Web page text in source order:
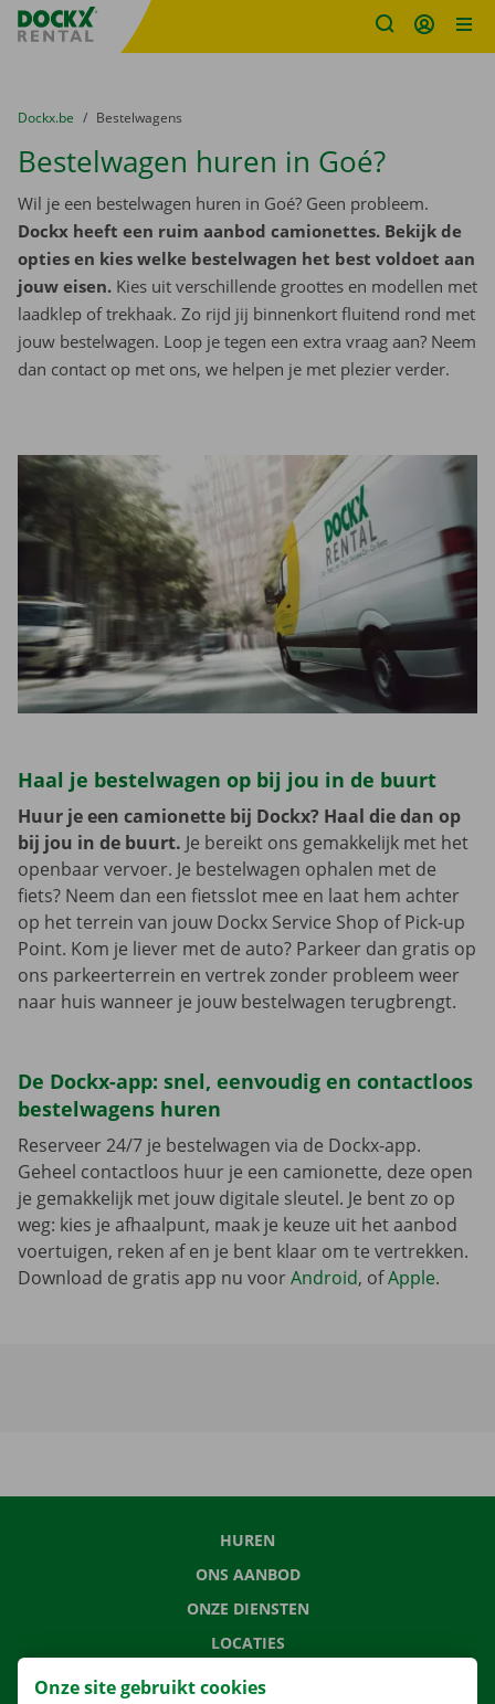
Fratello DEMO
U bevindt zich hier:
van
Dockx.be naar
Bestelwagens
Bestelwagen huren in Goé?
Wil je een bestelwagen huren in Goé? Geen probleem.
Dockx heeft een ruim aanbod camionettes. Bekijk de
opties en kies welke bestelwagen het best voldoet aan
jouw eisen. Kies uit verschillende groottes en modellen met
laadklep of trekhaak. Zo rijd jij binnenkort fluitend rond met
jouw bestelwagen. Loop je tegen een extra vraag aan? Neem
dan contact op met ons, we helpen je met plezier verder.
Haal je bestelwagen op bij jou in de buurt
Huur je een camionette bij Dockx? Haal die dan op
bij jou in de buurt. Je bereikt ons gemakkelijk met het
openbaar vervoer. Je bestelwagen ophalen met de
fiets? Neem dan een fietsslot mee en laat hem achter
op het terrein van jouw Dockx Service Shop of Pick-up
Point. Kom je liever met de auto? Parkeer dan gratis op
ons parkeerterrein en vertrek zonder probleem weer
naar huis wanneer je jouw bestelwagen terugbrengt.
De Dockx-app: snel, eenvoudig en contactloos
bestelwagens huren
Reserveer 24/7 je bestelwagen via de Dockx-app.
Geheel contactloos huur je een camionette, deze open
je gemakkelijk met jouw digitale sleutel. Je bent zo op
weg: kies je afhaalpunt, maak je keuze uit het aanbod
voertuigen, reken af en je bent klaar om te vertrekken.
Download de gratis app nu voorAndroid, ofApple.
HUREN
ONS AANBOD
ONZE DIENSTEN
LOCATIES
APP
Onze site gebruikt cookies